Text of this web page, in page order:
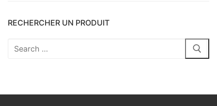
RECHERCHER UN PRODUIT
Rechercher